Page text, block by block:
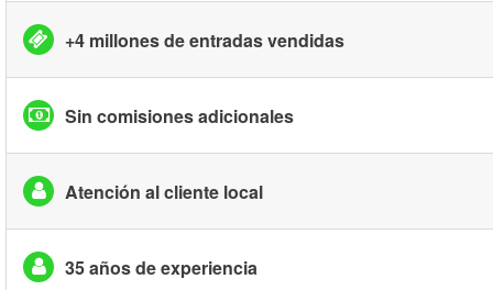
+4 millones de entradas vendidas
Sin comisiones adicionales
Atención al cliente local
35 años de experiencia